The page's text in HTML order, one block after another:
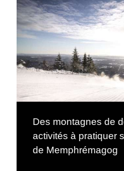
Des montagnes de
activités à pratiquer
de Memphrémagog